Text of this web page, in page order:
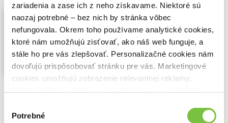
zariadenia a zase ich z neho získavame. Niektoré sú
naozaj potrebné – bez nich by stránka vôbec
nefungovala. Okrem toho používame analytické cookies,
ktoré nám umožňujú zisťovať, ako náš web funguje, a
stále ho pre vás zlepšovať. Personalizačné cookies nám
dovoľujú prispôsobovať stránku pre vás. Marketingové
cookies umožňujú zobrazenie relevantnej reklamy.
Niektoré údaje zdieľame aj s tretími stranami. Veľmi by
cookies.
súhlasu
Potrebné
Stromové
Zuzana Čupová
Knižní stezka k dětem
(2024)
Z jakého dřeva se vyrábí housle,
geometrické pomůcky nebo kouzelnické
hůlky? Jaký čaj pomůže proti kašli? No,
přece lipový! Slazený akátovým medem.
Na jaře ožívají kočičky na vrbě jívě, v létě